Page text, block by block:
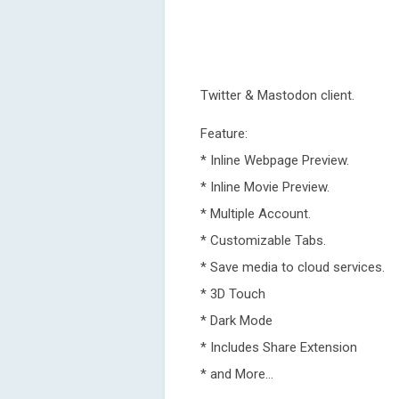
Twitter & Mastodon client.
Feature:
* Inline Webpage Preview.
* Inline Movie Preview.
* Multiple Account.
* Customizable Tabs.
* Save media to cloud services.
* 3D Touch
* Dark Mode
* Includes Share Extension
* and More...